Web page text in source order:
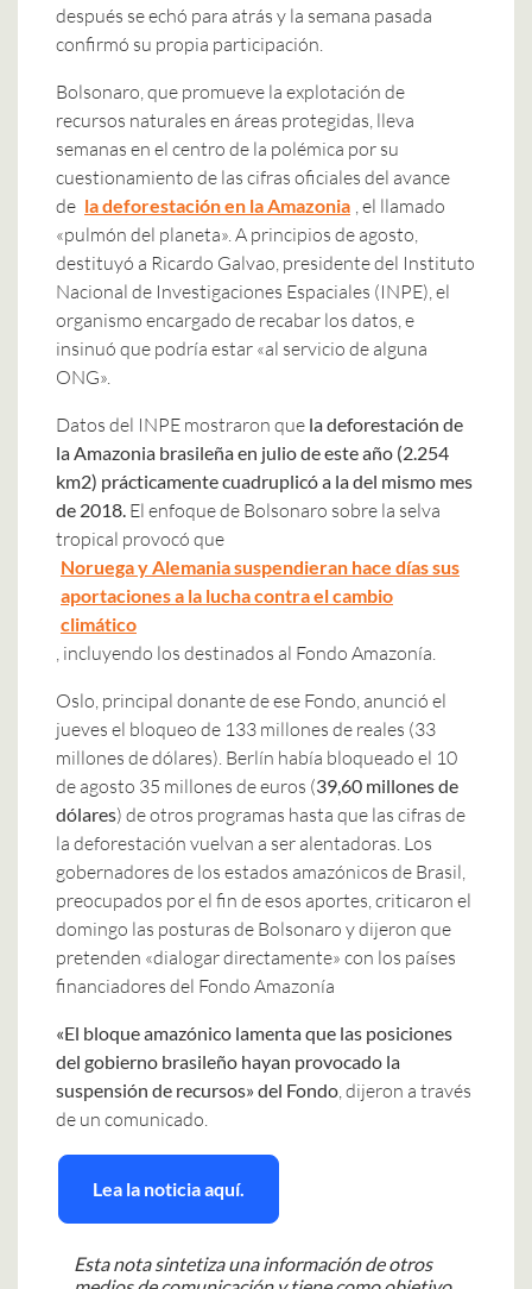
después se echó para atrás y la semana pasada
confirmó su propia participación.
Bolsonaro, que promueve la explotación de
recursos naturales en áreas protegidas, lleva
semanas en el centro de la polémica por su
cuestionamiento de las cifras oficiales del avance
de la deforestación en la Amazonia , el llamado
«pulmón del planeta». A principios de agosto,
destituyó a Ricardo Galvao, presidente del Instituto
Nacional de Investigaciones Espaciales (INPE), el
organismo encargado de recabar los datos, e
insinuó que podría estar «al servicio de alguna
ONG».
Datos del INPE mostraron que la deforestación de
la Amazonia brasileña en julio de este año (2.254
km2) prácticamente cuadruplicó a la del mismo mes
de 2018. El enfoque de Bolsonaro sobre la selva
tropical provocó que
Noruega y Alemania suspendieran hace días sus
aportaciones a la lucha contra el cambio
climático
, incluyendo los destinados al Fondo Amazonía.
Oslo, principal donante de ese Fondo, anunció el
jueves el bloqueo de 133 millones de reales (33
millones de dólares). Berlín había bloqueado el 10
de agosto 35 millones de euros (39,60 millones de
dólares) de otros programas hasta que las cifras de
la deforestación vuelvan a ser alentadoras. Los
gobernadores de los estados amazónicos de Brasil,
preocupados por el fin de esos aportes, criticaron el
domingo las posturas de Bolsonaro y dijeron que
pretenden «dialogar directamente» con los países
financiadores del Fondo Amazonía
«El bloque amazónico lamenta que las posiciones
del gobierno brasileño hayan provocado la
suspensión de recursos» del Fondo , dijeron a través
de un comunicado.
Lea la noticia aquí.
Esta nota sintetiza una información de otros